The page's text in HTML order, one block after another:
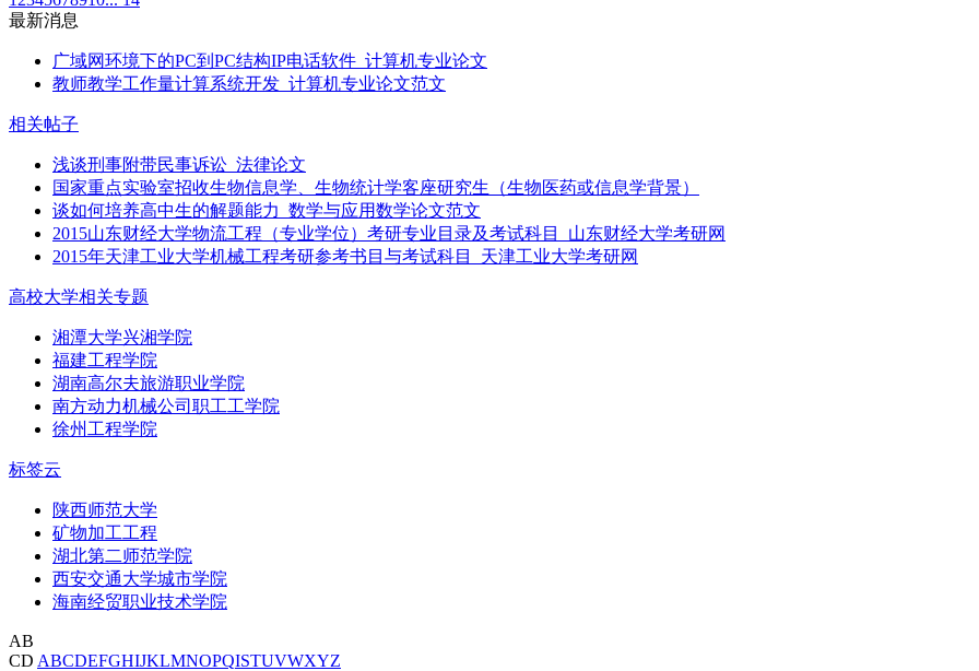
最新消息
广域网环境下的PC到PC结构IP电话软件_计算机专业论文
教师教学工作量计算系统开发_计算机专业论文范文
相关帖子
浅谈刑事附带民事诉讼_法律论文
国家重点实验室招收生物信息学、生物统计学客座研究生（生物医药或信息学背景）
谈如何培养高中生的解题能力_数学与应用数学论文范文
2015山东财经大学物流工程（专业学位）考研专业目录及考试科目_山东财经大学考研网
2015年天津工业大学机械工程考研参考书目与考试科目_天津工业大学考研网
高校大学相关专题
湘潭大学兴湘学院
福建工程学院
湖南高尔夫旅游职业学院
南方动力机械公司职工工学院
徐州工程学院
标签云
陕西师范大学
矿物加工工程
湖北第二师范学院
西安交通大学城市学院
海南经贸职业技术学院
AB
CD ABCDEFGHIJKLMNOPQISTUVWXYZ